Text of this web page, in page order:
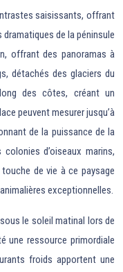
saisissants, offrant
de la péninsule
offrant des panoramas à
détachés des glaciers du
des côtes, créant un
peuvent mesurer jusqu’à
de la puissance de la
d’oiseaux marins,
de vie à ce paysage
exceptionnelles.
le soleil matinal lors de
une ressource primordiale
froids apportent une